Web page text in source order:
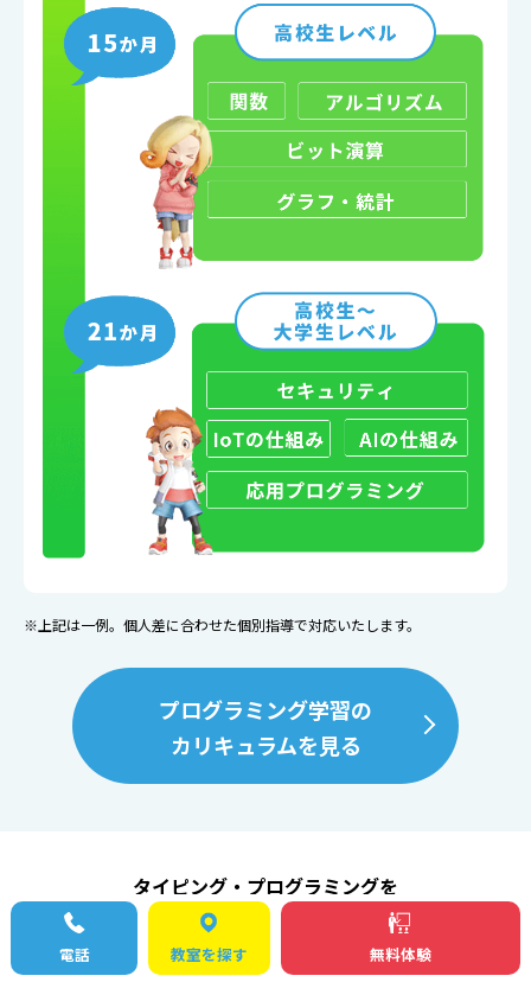
※上記は一例。個人差に合わせた個別指導で対応いたします。
プログラミング学習の
カリキュラムを見る
タイピング・プログラミングを
しっかり習得するために
電話 教室を探す 無料体験